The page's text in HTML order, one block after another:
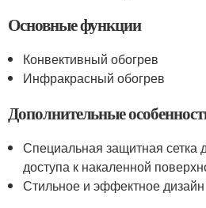
Основные функции
Конвективный обогрев
Инфракрасный обогрев
Дополнительные
Специальная защитная сетка
доступа к накаленной
Стильное и эффектное